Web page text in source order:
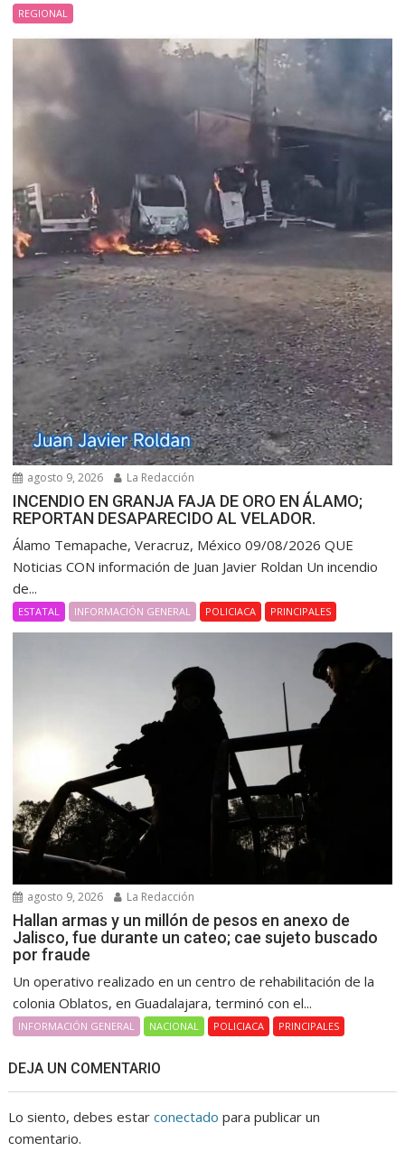
REGIONAL
agosto 9, 2026 La Redacción
INCENDIO EN GRANJA FAJA DE ORO EN ÁLAMO;
REPORTAN DESAPARECIDO AL VELADOR.
Álamo Temapache, Veracruz, México 09/08/2026 QUE
Noticias CON información de Juan Javier Roldan Un incendio
de...
ESTATAL INFORMACIÓN GENERAL POLICIACA PRINCIPALES
agosto 9, 2026 La Redacción
Hallan armas y un millón de pesos en anexo de
Jalisco, fue durante un cateo; cae sujeto buscado
por fraude
Un operativo realizado en un centro de rehabilitación de la
colonia Oblatos, en Guadalajara, terminó con el...
INFORMACIÓN GENERAL NACIONAL POLICIACA PRINCIPALES
DEJA UN COMENTARIO
Lo siento, debes estarconectado para publicar un
comentario.